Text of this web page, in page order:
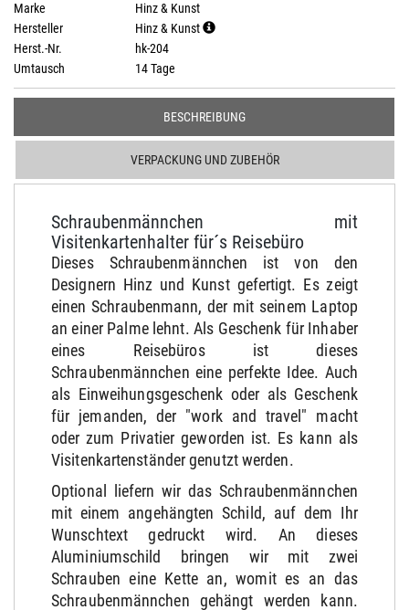
Marke
Hinz & Kunst
Hersteller
Hinz & Kunst
Herst.-Nr.
hk-204
Umtausch
14 Tage
BESCHREIBUNG
VERPACKUNG UND ZUBEHÖR
Schraubenmännchen mit
Visitenkartenhalter für´s Reisebüro
Dieses Schraubenmännchen ist von den
Designern Hinz und Kunst gefertigt. Es zeigt
einen Schraubenmann, der mit seinem Laptop
an einer Palme lehnt. Als Geschenk für Inhaber
eines Reisebüros ist dieses
Schraubenmännchen eine perfekte Idee. Auch
als Einweihungsgeschenk oder als Geschenk
für jemanden, der "work and travel" macht
oder zum Privatier geworden ist. Es kann als
Visitenkartenständer genutzt werden.
Optional liefern wir das Schraubenmännchen
mit einem angehängten Schild, auf dem Ihr
Wunschtext gedruckt wird. An dieses
Aluminiumschild bringen wir mit zwei
Schrauben eine Kette an, womit es an das
Schraubenmännchen gehängt werden kann.